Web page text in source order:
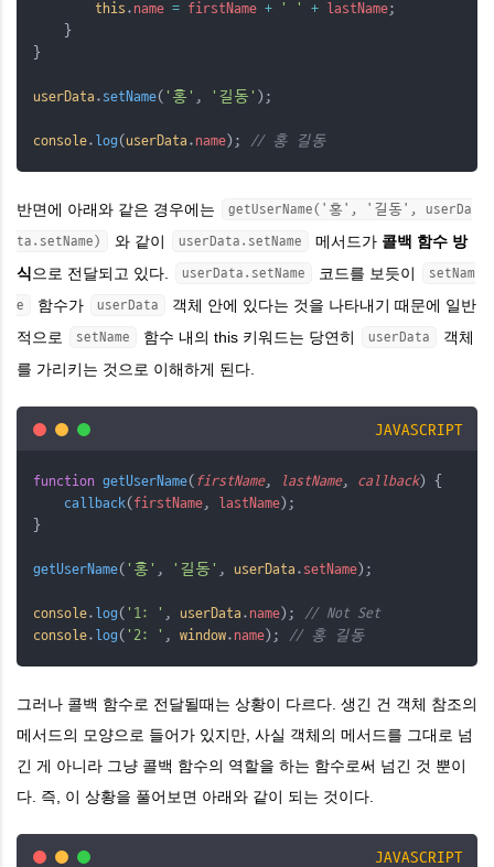
this . name = firstName + ' ' + lastName;
    }
}
userData .setName( '홍' , '길동' );
console. log(userData . name); // 홍 길동
반면에 아래와 같은 경우에는 getUserName('홍', '길동', userDa
ta.setName) 와 같이 userData.setName 메서드가 콜백 함수 방
식 으로 전달되고 있다. userData.setName 코드를 보듯이 setNam
e 함수가 userData
객체 안에 있다는 것을 나타내기 때문에 일반
적으로
setName 함수 내의 this 키워드는 당연히 userData
객체
를 가리키는 것으로 이해하게 된다.
JAVASCRIPT
function getUserName( firstName, lastName, callback) {
callback( firstName, lastName);
}
getUserName( '홍' , '길동' , userData . setName);
console. log( '1: ' , userData . name);
// Not Set
console. log( '2: ' , window. name); // 홍 길동
그러나 콜백 함수로 전달될때는 상황이 다르다. 생긴 건 객체 참조의
메서드의 모양으로 들어가 있지만, 사실 객체의 메서드를 그대로 넘
긴 게 아니라 그냥 콜백 함수의 역할을 하는 함수로써 넘긴 것 뿐이
다. 즉, 이 상황을 풀어보면 아래와 같이 되는 것이다.
JAVASCRIPT